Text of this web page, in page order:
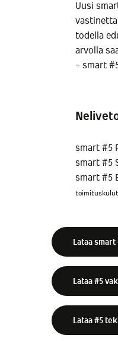
Uusi
vastinetta
todella
arvolla
- smart
smart #5
smart #5
smart #5
toimituskulut
Lataa
Lataa #5
Lataa #5